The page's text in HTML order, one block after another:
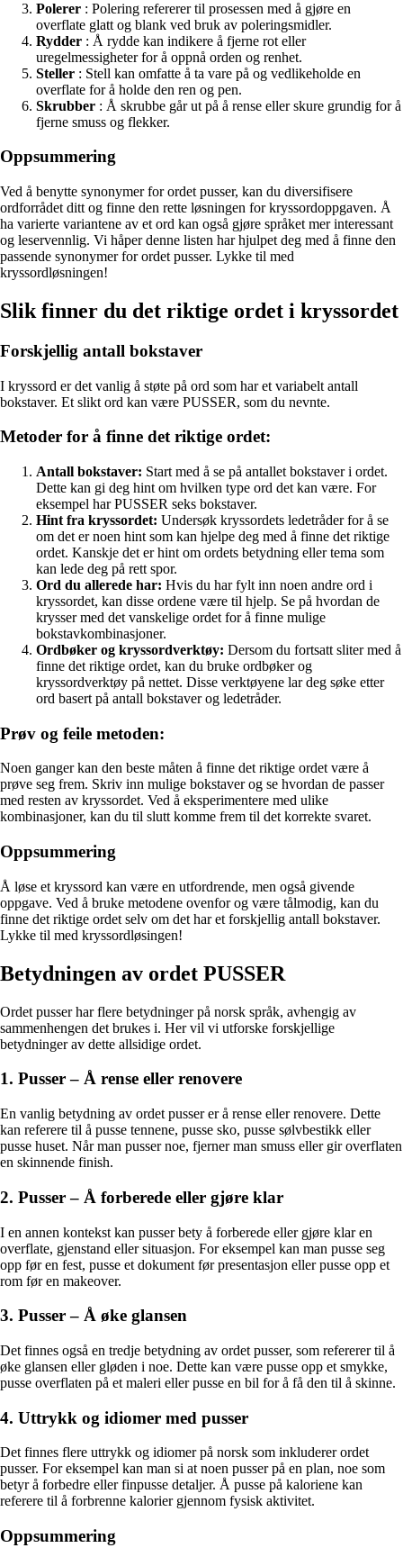
Polerer : Polering refererer til prosessen med å gjøre en
overflate glatt og blank ved bruk av poleringsmidler.
Rydder : Å rydde kan indikere å fjerne rot eller
uregelmessigheter for å oppnå orden og renhet.
Steller : Stell kan omfatte å ta vare på og vedlikeholde en
overflate for å holde den ren og pen.
Skrubber : Å skrubbe går ut på å rense eller skure grundig for å
fjerne smuss og flekker.
Oppsummering
Ved å benytte synonymer for ordet pusser, kan du diversifisere
ordforrådet ditt og finne den rette løsningen for kryssordoppgaven. Å
ha varierte variantene av et ord kan også gjøre språket mer interessant
og leservennlig. Vi håper denne listen har hjulpet deg med å finne den
passende synonymer for ordet pusser. Lykke til med
kryssordløsningen!
Slik finner du det riktige ordet i kryssordet
Forskjellig antall bokstaver
I kryssord er det vanlig å støte på ord som har et variabelt antall
bokstaver. Et slikt ord kan være PUSSER, som du nevnte.
Metoder for å finne det riktige ordet:
Antall bokstaver: Start med å se på antallet bokstaver i ordet.
Dette kan gi deg hint om hvilken type ord det kan være. For
eksempel har PUSSER seks bokstaver.
Hint fra kryssordet: Undersøk kryssordets ledetråder for å se
om det er noen hint som kan hjelpe deg med å finne det riktige
ordet. Kanskje det er hint om ordets betydning eller tema som
kan lede deg på rett spor.
Ord du allerede har: Hvis du har fylt inn noen andre ord i
kryssordet, kan disse ordene være til hjelp. Se på hvordan de
krysser med det vanskelige ordet for å finne mulige
bokstavkombinasjoner.
Ordbøker og kryssordverktøy: Dersom du fortsatt sliter med å
finne det riktige ordet, kan du bruke ordbøker og
kryssordverktøy på nettet. Disse verktøyene lar deg søke etter
ord basert på antall bokstaver og ledetråder.
Prøv og feile metoden:
Noen ganger kan den beste måten å finne det riktige ordet være å
prøve seg frem. Skriv inn mulige bokstaver og se hvordan de passer
med resten av kryssordet. Ved å eksperimentere med ulike
kombinasjoner, kan du til slutt komme frem til det korrekte svaret.
Oppsummering
Å løse et kryssord kan være en utfordrende, men også givende
oppgave. Ved å bruke metodene ovenfor og være tålmodig, kan du
finne det riktige ordet selv om det har et forskjellig antall bokstaver.
Lykke til med kryssordløsingen!
Betydningen av ordet PUSSER
Ordet pusser har flere betydninger på norsk språk, avhengig av
sammenhengen det brukes i. Her vil vi utforske forskjellige
betydninger av dette allsidige ordet.
1. Pusser – Å rense eller renovere
En vanlig betydning av ordet pusser er å rense eller renovere. Dette
kan referere til å pusse tennene, pusse sko, pusse sølvbestikk eller
pusse huset. Når man pusser noe, fjerner man smuss eller gir overflaten
en skinnende finish.
2. Pusser – Å forberede eller gjøre klar
I en annen kontekst kan pusser bety å forberede eller gjøre klar en
overflate, gjenstand eller situasjon. For eksempel kan man pusse seg
opp før en fest, pusse et dokument før presentasjon eller pusse opp et
rom før en makeover.
3. Pusser – Å øke glansen
Det finnes også en tredje betydning av ordet pusser, som refererer til å
øke glansen eller gløden i noe. Dette kan være pusse opp et smykke,
pusse overflaten på et maleri eller pusse en bil for å få den til å skinne.
4. Uttrykk og idiomer med pusser
Det finnes flere uttrykk og idiomer på norsk som inkluderer ordet
pusser. For eksempel kan man si at noen pusser på en plan, noe som
betyr å forbedre eller finpusse detaljer. Å pusse på kaloriene kan
referere til å forbrenne kalorier gjennom fysisk aktivitet.
Oppsummering